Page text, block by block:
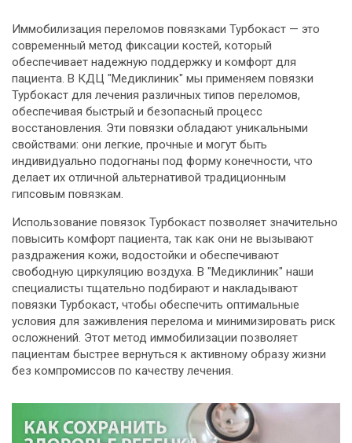
Иммобилизация переломов повязками Турбокаст — это
современный метод фиксации костей, который
обеспечивает надежную поддержку и комфорт для
пациента. В КДЦ "Медиклиник" мы применяем повязки
Турбокаст для лечения различных типов переломов,
обеспечивая быстрый и безопасный процесс
восстановления. Эти повязки обладают уникальными
свойствами: они легкие, прочные и могут быть
индивидуально подогнаны под форму конечности, что
делает их отличной альтернативой традиционным
гипсовым повязкам.
Использование повязок Турбокаст позволяет значительно
повысить комфорт пациента, так как они не вызывают
раздражения кожи, водостойки и обеспечивают
свободную циркуляцию воздуха. В "Медиклиник" наши
специалисты тщательно подбирают и накладывают
повязки Турбокаст, чтобы обеспечить оптимальные
условия для заживления перелома и минимизировать риск
осложнений. Этот метод иммобилизации позволяет
пациентам быстрее вернуться к активному образу жизни
без компромиссов по качеству лечения.